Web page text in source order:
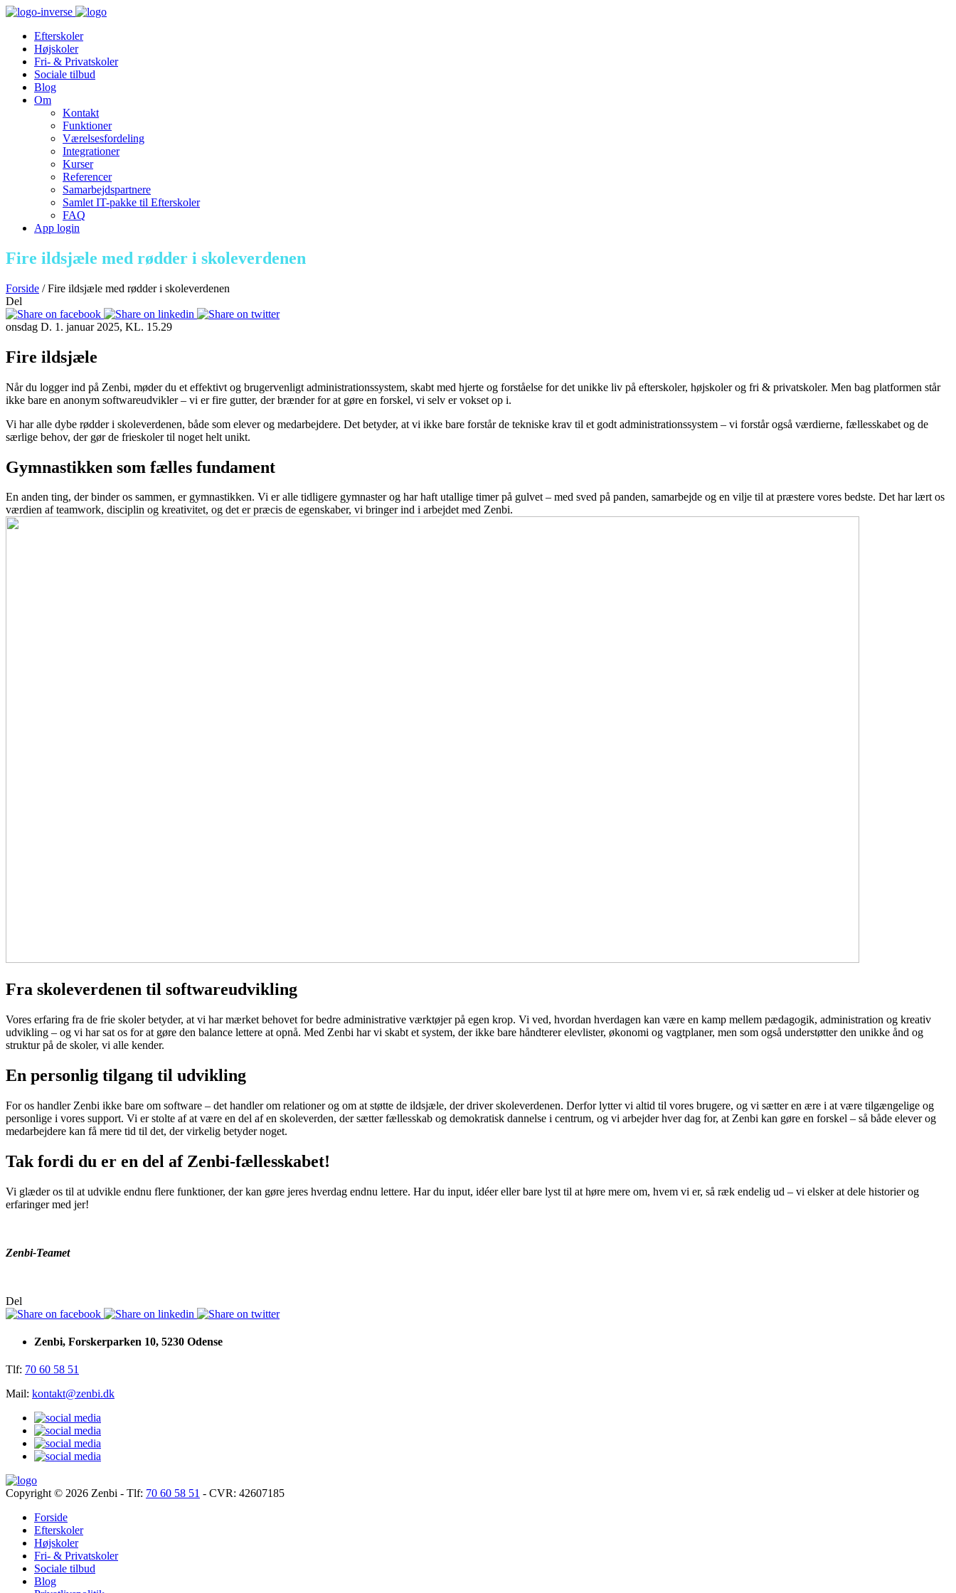
Efterskoler
Højskoler
Fri- & Privatskoler
Sociale tilbud
Blog
Om
Kontakt
Funktioner
Værelsesfordeling
Integrationer
Kurser
Referencer
Samarbejdspartnere
Samlet IT-pakke til Efterskoler
FAQ
App login
Fire ildsjæle med rødder i skoleverdenen
Forside / Fire ildsjæle med rødder i skoleverdenen
Del
onsdag D. 1. januar 2025, KL. 15.29
Fire ildsjæle
Når du logger ind på Zenbi, møder du et effektivt og brugervenligt administrationssystem, skabt med hjerte og forståelse for det unikke liv på efterskoler, højskoler og fri & privatskoler. Men bag platformen står
ikke bare en anonym softwareudvikler – vi er fire gutter, der brænder for at gøre en forskel, vi selv er vokset op i.
Vi har alle dybe rødder i skoleverdenen, både som elever og medarbejdere. Det betyder, at vi ikke bare forstår de tekniske krav til et godt administrationssystem – vi forstår også værdierne, fællesskabet og de
særlige behov, der gør de frieskoler til noget helt unikt.
Gymnastikken som fælles fundament
En anden ting, der binder os sammen, er gymnastikken. Vi er alle tidligere gymnaster og har haft utallige timer på gulvet – med sved på panden, samarbejde og en vilje til at præstere vores bedste. Det har lært os
værdien af teamwork, disciplin og kreativitet, og det er præcis de egenskaber, vi bringer ind i arbejdet med Zenbi.
Fra skoleverdenen til softwareudvikling
Vores erfaring fra de frie skoler betyder, at vi har mærket behovet for bedre administrative værktøjer på egen krop. Vi ved, hvordan hverdagen kan være en kamp mellem pædagogik, administration og kreativ
udvikling – og vi har sat os for at gøre den balance lettere at opnå. Med Zenbi har vi skabt et system, der ikke bare håndterer elevlister, økonomi og vagtplaner, men som også understøtter den unikke ånd og
struktur på de skoler, vi alle kender.
En personlig tilgang til udvikling
For os handler Zenbi ikke bare om software – det handler om relationer og om at støtte de ildsjæle, der driver skoleverdenen. Derfor lytter vi altid til vores brugere, og vi sætter en ære i at være tilgængelige og
personlige i vores support. Vi er stolte af at være en del af en skoleverden, der sætter fællesskab og demokratisk dannelse i centrum, og vi arbejder hver dag for, at Zenbi kan gøre en forskel – så både elever og
medarbejdere kan få mere tid til det, der virkelig betyder noget.
Tak fordi du er en del af Zenbi-fællesskabet!
Vi glæder os til at udvikle endnu flere funktioner, der kan gøre jeres hverdag endnu lettere. Har du input, idéer eller bare lyst til at høre mere om, hvem vi er, så ræk endelig ud – vi elsker at dele historier og
erfaringer med jer!
Zenbi-Teamet
Del
Zenbi, Forskerparken 10, 5230 Odense
Tlf: 70 60 58 51
Mail: kontakt@zenbi.dk
Copyright © 2026 Zenbi - Tlf: 70 60 58 51 - CVR: 42607185
Forside
Efterskoler
Højskoler
Fri- & Privatskoler
Sociale tilbud
Blog